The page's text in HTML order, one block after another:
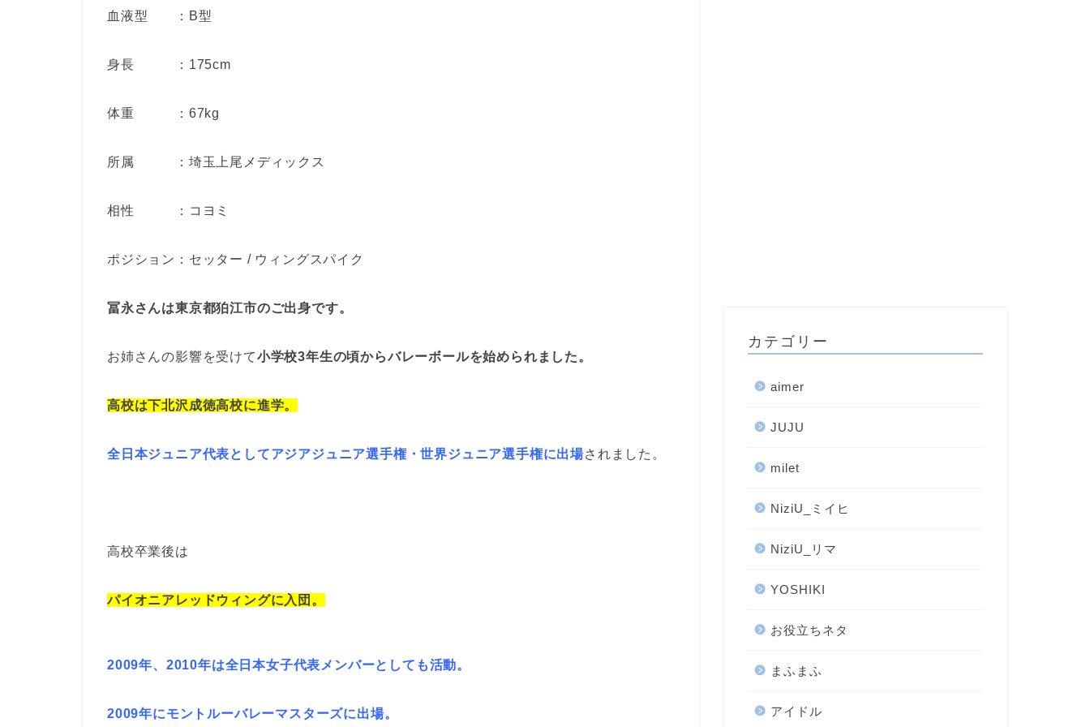
血液型 ：B型
身長 ：175cm
体重 ：67kg
所属 ：埼玉上尾メディックス
相性 ：コヨミ
ポジション：セッター / ウィングスパイク
冨永さんは東京都狛江市のご出身です。
お姉さんの影響を受けて小学校3年生の頃からバレーボールを始められました。
高校は下北沢成徳高校に進学。
全日本ジュニア代表としてアジアジュニア選手権・世界ジュニア選手権に出場されました。
高校卒業後は
パイオニアレッドウィングに入団。
2009年、2010年は全日本女子代表メンバーとしても活動。
2009年にモントルーバレーマスターズに出場。
カテゴリー
aimer
JUJU
milet
NiziU_ミイヒ
NiziU_リマ
YOSHIKI
お役立ちネタ
まふまふ
アイドル